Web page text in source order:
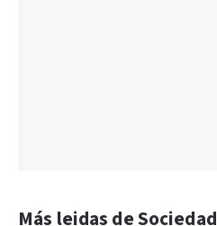
Más leidas de Sociedad